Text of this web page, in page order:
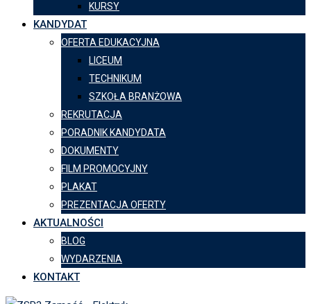
KURSY
KANDYDAT
OFERTA EDUKACYJNA
LICEUM
TECHNIKUM
SZKOŁA BRANŻOWA
REKRUTACJA
PORADNIK KANDYDATA
DOKUMENTY
FILM PROMOCYJNY
PLAKAT
PREZENTACJA OFERTY
AKTUALNOŚCI
BLOG
WYDARZENIA
KONTAKT